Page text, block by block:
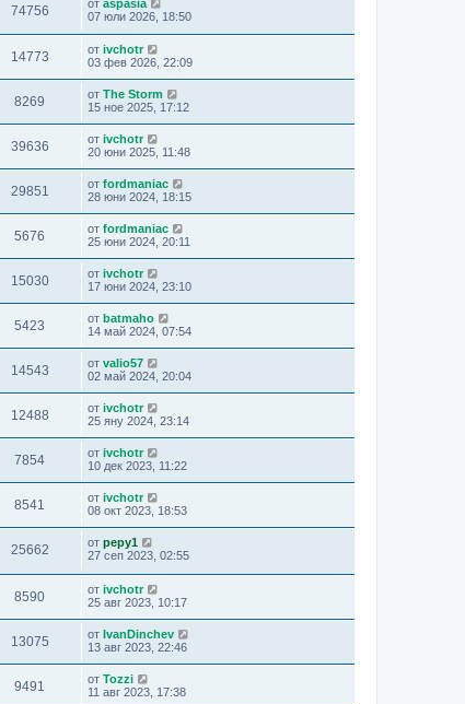
74756 от aspasia
07 юли 2026, 18:50
14773 от ivchotr
03 фев 2026, 22:09
8269 от The Storm
15 ное 2025, 17:12
39636 от ivchotr
20 юни 2025, 11:48
29851 от fordmaniac
28 юни 2024, 18:15
5676 от fordmaniac
25 юни 2024, 20:11
15030 от ivchotr
17 юни 2024, 23:10
5423 от batmaho
14 май 2024, 07:54
14543 от valio57
02 май 2024, 20:04
12488 от ivchotr
25 яну 2024, 23:14
7854 от ivchotr
10 дек 2023, 11:22
8541 от ivchotr
08 окт 2023, 18:53
25662 от pepy1
27 сеп 2023, 02:55
8590 от ivchotr
25 авг 2023, 10:17
13075 от IvanDinchev
13 авг 2023, 22:46
9491 от Tozzi
11 авг 2023, 17:38